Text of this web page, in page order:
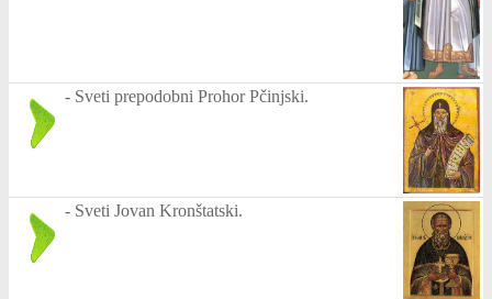
- Sveti prepodobni Prohor Pčinjski.
- Sveti Jovan Kronštatski.